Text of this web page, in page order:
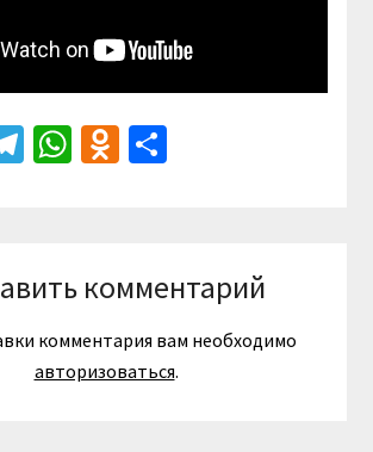
Telegram
WhatsApp
Odnoklassniki
Отправить
комментарий
комментария вам необходимо
авторизоваться.